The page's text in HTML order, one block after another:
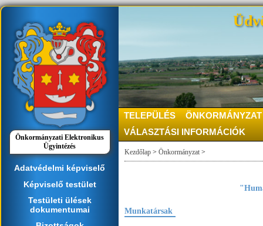
Önkormányzati Elektronikus
Ügyintézés
Adatvédelmi képviselő
Képviselő testület
Testületi ülések
dokumentumai
TELEPÜLÉS
ÖNKORMÁNYZAT
VÁLASZTÁSI INFORMÁCIÓK
Kezdőlap > Önkormányzat >
Munkatársak